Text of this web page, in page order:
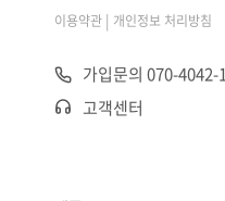
이용약관 | 개인정보 처리방침
가입문의 070-4042-
고객센터